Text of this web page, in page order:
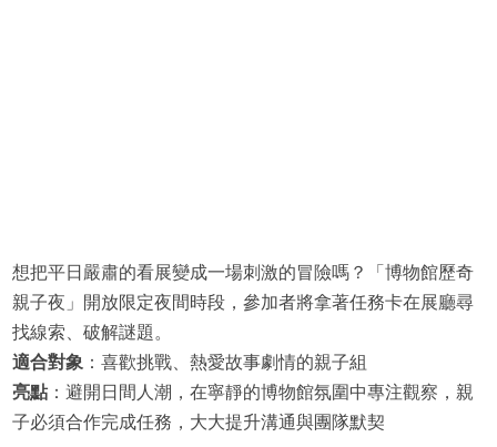
想把平日嚴肅的看展變成一場刺激的冒險嗎？「博物館歷奇
親子夜」開放限定夜間時段，參加者將拿著任務卡在展廳尋
找線索、破解謎題。
適合對象 ：喜歡挑戰、熱愛故事劇情的親子組
亮點：避開日間人潮，在寧靜的博物館氛圍中專注觀察，親
子必須合作完成任務，大大提升溝通與團隊默契